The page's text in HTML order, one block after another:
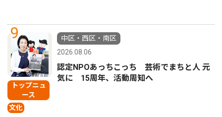
9
トップニュ
ース
文化
中区・西区・南区
2026.08.06
認定NPOあっちこっち 芸術でまちと人 元
気に 15周年、活動周知へ